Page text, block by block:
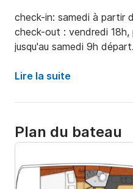
check-in: samedi à partir
check-out : vendredi
jusqu'au samedi 9h départ.
Lire la suite
Plan du bateau